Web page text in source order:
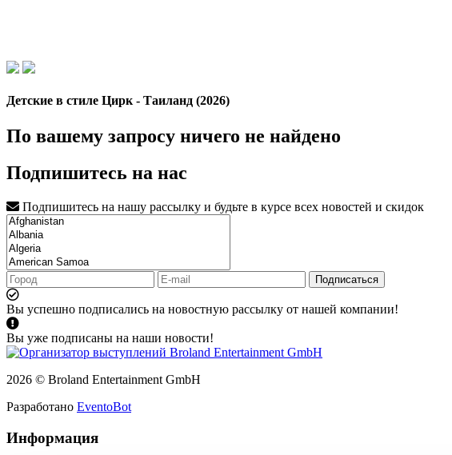
Детские в стиле Цирк - Таиланд (2026)
По вашему запросу ничего не найдено
Подпишитесь на нас
Подпишитесь на нашу рассылку и будьте в курсе всех новостей и скидок
Подписаться
Вы успешно подписались на новостную рассылку от нашей компании!
Вы уже подписаны на наши новости!
2026 © Broland Entertainment GmbH
Разработано EventoBot
Информация